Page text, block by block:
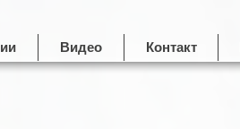
Видео Контакт